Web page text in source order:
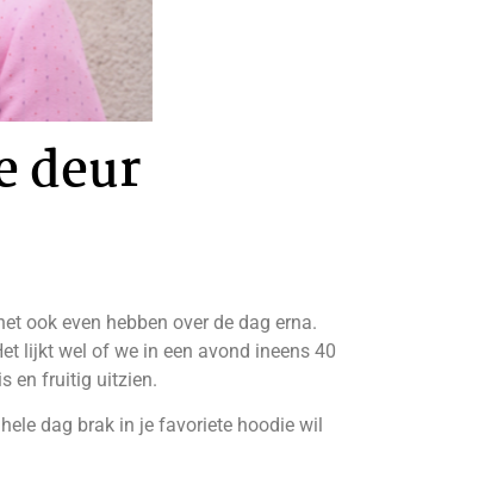
deur
ook even hebben over de dag erna.
lijkt wel of we in een avond ineens 40
en fruitig uitzien.
dag brak in je favoriete hoodie wil